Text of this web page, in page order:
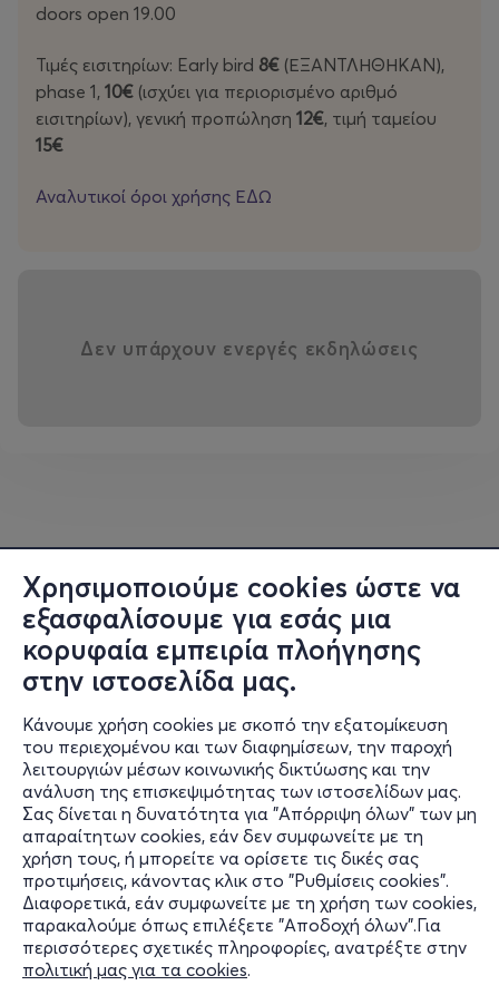
Χρησιμοποιούμε cookies ώστε να
εξασφαλίσουμε για εσάς μια
κορυφαία εμπειρία πλοήγησης
στην ιστοσελίδα μας.
Κάνουμε χρήση cookies με σκοπό την εξατομίκευση
του περιεχομένου και των διαφημίσεων, την παροχή
λειτουργιών μέσων κοινωνικής δικτύωσης και την
ανάλυση της επισκεψιμότητας των ιστοσελίδων μας.
Σας δίνεται η δυνατότητα για "Απόρριψη όλων" των μη
απαραίτητων cookies, εάν δεν συμφωνείτε με τη
χρήση τους, ή μπορείτε να ορίσετε τις δικές σας
προτιμήσεις, κάνοντας κλικ στο "Ρυθμίσεις cookies".
Διαφορετικά, εάν συμφωνείτε με τη χρήση των cookies,
παρακαλούμε όπως επιλέξετε "Αποδοχή όλων".Για
περισσότερες σχετικές πληροφορίες, ανατρέξτε στην
πολιτική μας για τα cookies.
doors open 19.00
Τιμές εισιτηρίων: Early bird 8€ (ΕΞΑΝΤΛΗΘΗΚΑΝ),
phase 1, 10€ (ισχύει για περιορισμένο αριθμό
εισιτηρίων), γενική προπώληση 12€, τιμή ταμείου
15€
Αναλυτικοί όροι χρήσης ΕΔΩ
Δεν υπάρχουν ενεργές εκδηλώσεις
Πληροφορίες
Υποστήριξη
Stay Connected